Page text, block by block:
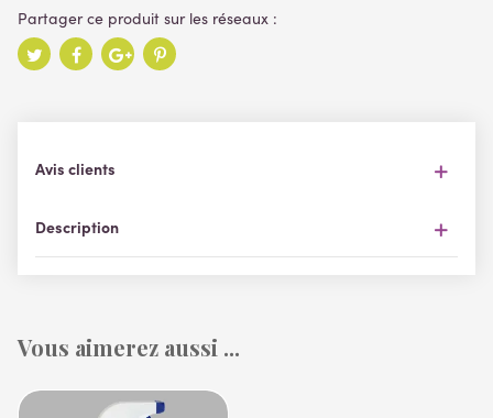
Description
Avis clients
Vous aimerez aussi ...